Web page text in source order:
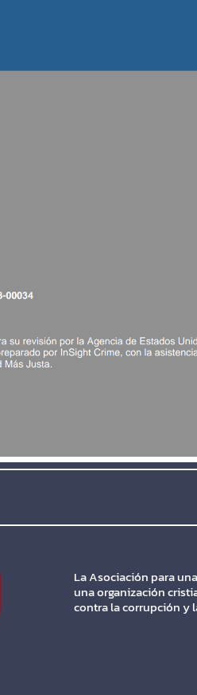
La Asociación para
una organización
contra la corrupción y